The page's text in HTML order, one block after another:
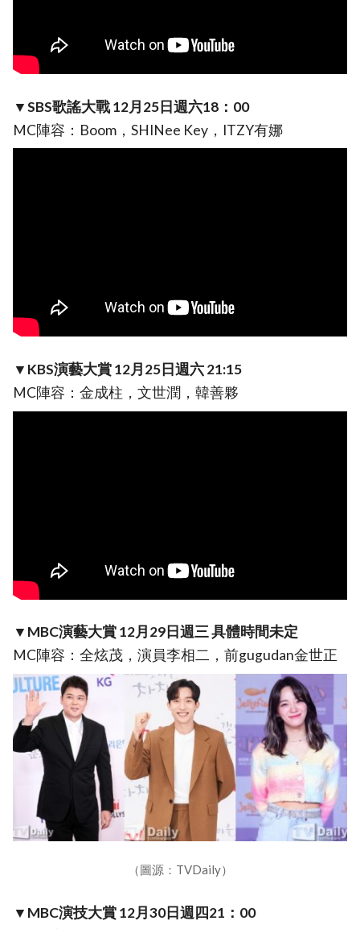
▼SBS歌謠大戰 12月25日週六18：00
MC陣容：Boom，SHINee Key，ITZY有娜
▼KBS演藝大賞 12月25日週六 21:15
MC陣容：金成柱，文世潤，韓善夥
▼MBC演藝大賞 12月29日週三 具體時間未定
MC陣容：全炫茂，演員李相二，前gugudan金世正
（圖源：TVDaily）
▼MBC演技大賞 12月30日週四21：00